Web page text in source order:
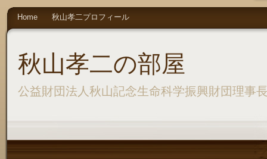
秋山孝二の部屋
公益財団法人秋山記念生命科学振興財団理事
Home 秋山孝二プロフィール